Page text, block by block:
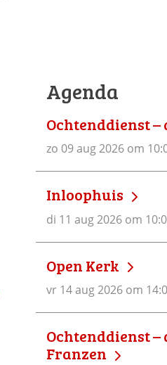
Agenda
Ochtenddienst –
zo 09 aug 2026 om
Inloophuis
di 11 aug 2026 om
Open Kerk
vr 14 aug 2026 om
Ochtenddienst –
Franzen